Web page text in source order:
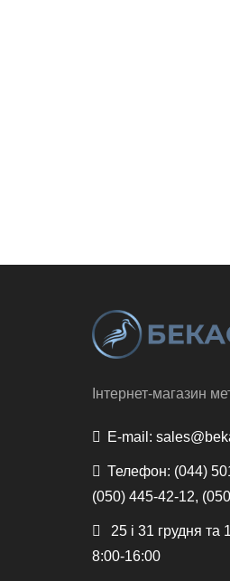
Інтернет-магазин
E-mail:
Телефон: (044)
(050) 445-42-12,
25 і 31 грудня та
8:00-16:00